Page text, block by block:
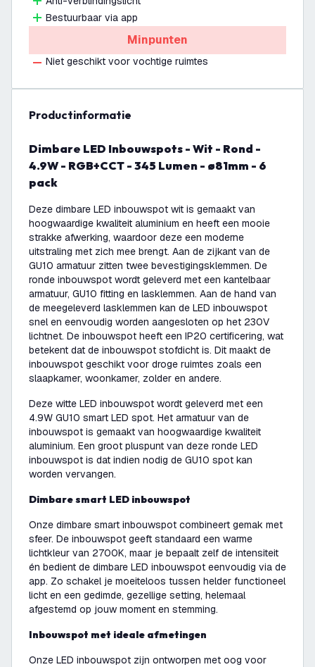
Bestuurbaar via app
Minpunten
Niet geschikt voor vochtige ruimtes
productinformatie
Dimbare LED Inbouwspots - Wit - Rond -
4.9W - RGB+CCT - 345 Lumen - ø81mm - 6
pack
Deze dimbare LED inbouwspot wit is gemaakt van
hoogwaardige kwaliteit aluminium en heeft een mooie
strakke afwerking, waardoor deze een moderne
uitstraling met zich mee brengt. Aan de zijkant van de
GU10 armatuur zitten twee bevestigingsklemmen. De
ronde inbouwspot wordt geleverd met een kantelbaar
armatuur, GU10 fitting en lasklemmen. Aan de hand van
de meegeleverd lasklemmen kan de LED inbouwspot
snel en eenvoudig worden aangesloten op het 230V
lichtnet. De inbouwspot heeft een IP20 certificering, wat
betekent dat de inbouwspot stofdicht is. Dit maakt de
inbouwspot geschikt voor droge ruimtes zoals een
slaapkamer, woonkamer, zolder en andere.
Deze witte LED inbouwspot wordt geleverd met een
4.9W GU10 smart LED spot. Het armatuur van de
inbouwspot is gemaakt van hoogwaardige kwaliteit
aluminium. Een groot pluspunt van deze ronde LED
inbouwspot is dat indien nodig de GU10 spot kan
worden vervangen.
Dimbare smart LED inbouwspot
Onze dimbare smart inbouwspot combineert gemak met
sfeer. De inbouwspot geeft standaard een warme
lichtkleur van 2700K, maar je bepaalt zelf de intensiteit
én bedient de dimbare LED inbouwspot eenvoudig via de
app. Zo schakel je moeiteloos tussen helder functioneel
licht en een gedimde, gezellige setting, helemaal
afgestemd op jouw moment en stemming.
Inbouwspot met ideale afmetingen
Onze LED inbouwspot zijn ontworpen met oog voor